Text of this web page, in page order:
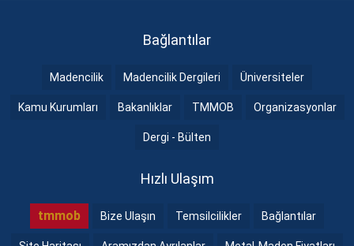
Bağlantılar
Madencilik Madencilik Dergileri Üniversiteler
Kamu Kurumları Bakanlıklar TMMOB Organizasyonlar
Dergi - Bülten
Hızlı Ulaşım
tmmob Bize Ulaşın Temsilcilikler Bağlantılar